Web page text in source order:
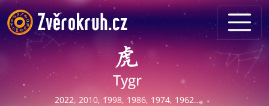
Tygr
2022, 2010, 1998, 1986, 1974, 1962…